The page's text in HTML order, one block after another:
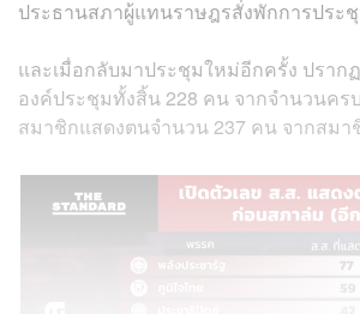
ประธานสภาผู้แทนราษฎรสั่งพักการประ
และเมื่อกลับมาประชุมใหม่อีกครั้ง ปราก
องค์ประชุมทั้งสิ้น 228 คน จากจำนวนคร
สมาชิกแสดงตนจำนวน 237 คน จากสม